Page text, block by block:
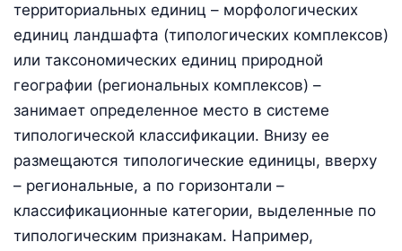
территориальных единиц – морфологических
единиц ландшафта (типологических комплексов)
или таксономических единиц природной
географии (региональных комплексов) –
занимает определенное место в системе
типологической классификации. Внизу ее
размещаются типологические единицы, вверху
– региональные, а по горизонтали –
классификационные категории, выделенные по
типологическим признакам. Например,